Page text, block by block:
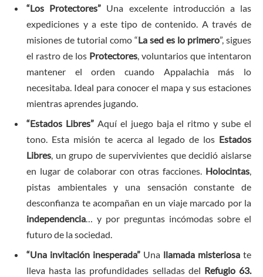
“Los Protectores” Una excelente introducción a las
expediciones y a este tipo de contenido. A través de
misiones de tutorial como “La sed es lo primero”, sigues
el rastro de los Protectores, voluntarios que intentaron
mantener el orden cuando Appalachia más lo
necesitaba. Ideal para conocer el mapa y sus estaciones
mientras aprendes jugando.
“Estados Libres”Aquí el juego baja el ritmo y sube el
tono. Esta misión te acerca al legado de los Estados
Libres, un grupo de supervivientes que decidió aislarse
en lugar de colaborar con otras facciones. Holocintas,
pistas ambientales y una sensación constante de
desconfianza te acompañan en un viaje marcado por la
independencia… y por preguntas incómodas sobre el
futuro de la sociedad.
“Una invitación inesperada” Una llamada misteriosa te
lleva hasta las profundidades selladas del Refugio 63.